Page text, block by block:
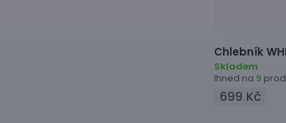
Chlebník
Skladem
Ihned na 9
699 Kč